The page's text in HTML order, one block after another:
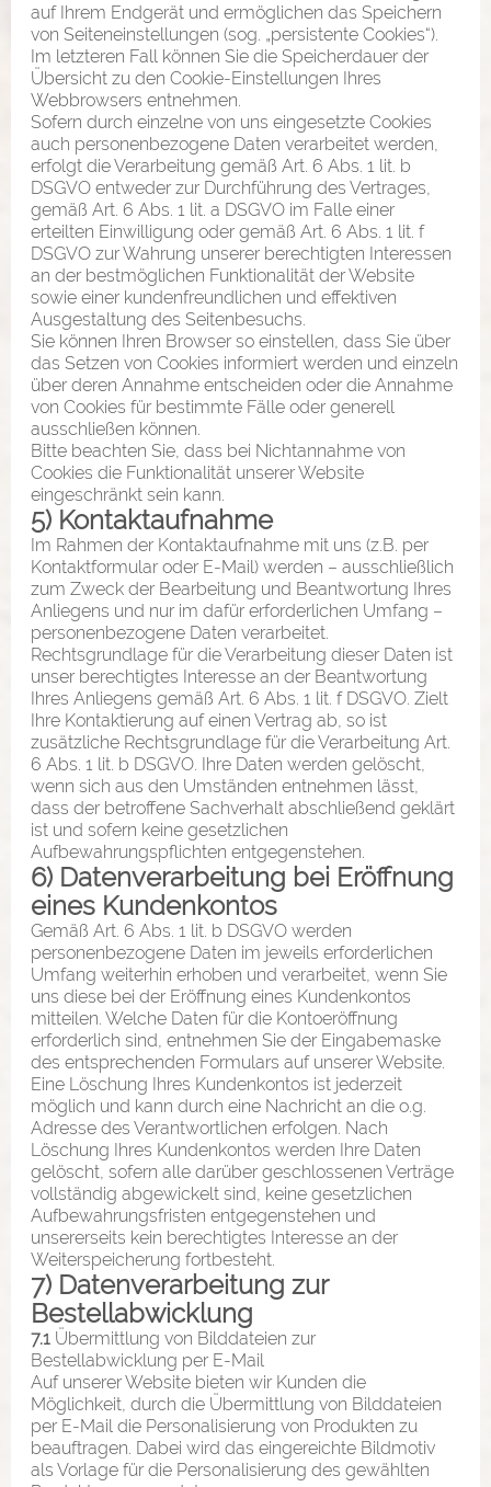
auf Ihrem Endgerät und ermöglichen das Speichern
von Seiteneinstellungen (sog. „persistente Cookies“).
Im letzteren Fall können Sie die Speicherdauer der
Übersicht zu den Cookie-Einstellungen Ihres
Webbrowsers entnehmen.
Sofern durch einzelne von uns eingesetzte Cookies
auch personenbezogene Daten verarbeitet werden,
erfolgt die Verarbeitung gemäß Art. 6 Abs. 1 lit. b
DSGVO entweder zur Durchführung des Vertrages,
gemäß Art. 6 Abs. 1 lit. a DSGVO im Falle einer
erteilten Einwilligung oder gemäß Art. 6 Abs. 1 lit. f
DSGVO zur Wahrung unserer berechtigten Interessen
an der bestmöglichen Funktionalität der Website
sowie einer kundenfreundlichen und effektiven
Ausgestaltung des Seitenbesuchs.
Sie können Ihren Browser so einstellen, dass Sie über
das Setzen von Cookies informiert werden und einzeln
über deren Annahme entscheiden oder die Annahme
von Cookies für bestimmte Fälle oder generell
ausschließen können.
Bitte beachten Sie, dass bei Nichtannahme von
Cookies die Funktionalität unserer Website
eingeschränkt sein kann.
5) Kontaktaufnahme
Im Rahmen der Kontaktaufnahme mit uns (z.B. per
Kontaktformular oder E-Mail) werden – ausschließlich
zum Zweck der Bearbeitung und Beantwortung Ihres
Anliegens und nur im dafür erforderlichen Umfang –
personenbezogene Daten verarbeitet.
Rechtsgrundlage für die Verarbeitung dieser Daten ist
unser berechtigtes Interesse an der Beantwortung
Ihres Anliegens gemäß Art. 6 Abs. 1 lit. f DSGVO. Zielt
Ihre Kontaktierung auf einen Vertrag ab, so ist
zusätzliche Rechtsgrundlage für die Verarbeitung Art.
6 Abs. 1 lit. b DSGVO. Ihre Daten werden gelöscht,
wenn sich aus den Umständen entnehmen lässt,
dass der betroffene Sachverhalt abschließend geklärt
ist und sofern keine gesetzlichen
Aufbewahrungspflichten entgegenstehen.
6) Datenverarbeitung bei Eröffnung
eines Kundenkontos
Gemäß Art. 6 Abs. 1 lit. b DSGVO werden
personenbezogene Daten im jeweils erforderlichen
Umfang weiterhin erhoben und verarbeitet, wenn Sie
uns diese bei der Eröffnung eines Kundenkontos
mitteilen. Welche Daten für die Kontoeröffnung
erforderlich sind, entnehmen Sie der Eingabemaske
des entsprechenden Formulars auf unserer Website.
Eine Löschung Ihres Kundenkontos ist jederzeit
möglich und kann durch eine Nachricht an die o.g.
Adresse des Verantwortlichen erfolgen. Nach
Löschung Ihres Kundenkontos werden Ihre Daten
gelöscht, sofern alle darüber geschlossenen Verträge
vollständig abgewickelt sind, keine gesetzlichen
Aufbewahrungsfristen entgegenstehen und
unsererseits kein berechtigtes Interesse an der
Weiterspeicherung fortbesteht.
7) Datenverarbeitung zur
Bestellabwicklung
7.1 Übermittlung von Bilddateien zur
Bestellabwicklung per E-Mail
Auf unserer Website bieten wir Kunden die
Möglichkeit, durch die Übermittlung von Bilddateien
per E-Mail die Personalisierung von Produkten zu
beauftragen. Dabei wird das eingereichte Bildmotiv
als Vorlage für die Personalisierung des gewählten